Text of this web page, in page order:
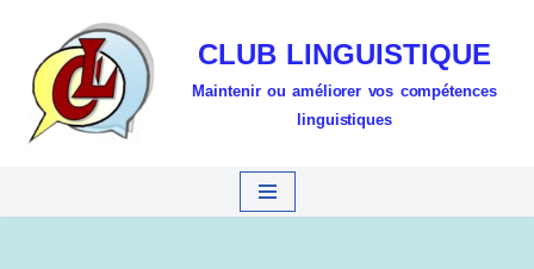
Aller
au
contenu
CLUB LINGUISTIQUE
Maintenir ou améliorer vos compétences
linguistiques